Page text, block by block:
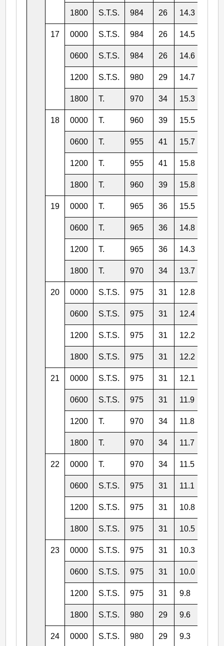
1800 S.T.S. 984 26 14.3
17 0000 S.T.S. 984 26 14.5
0600 S.T.S. 984 26 14.6
1200 S.T.S. 980 29 14.7
1800 T. 970 34 15.3
18 0000 T. 960 39 15.5
0600 T. 955 41 15.7
1200 T. 955 41 15.8
1800 T. 960 39 15.8
19 0000 T. 965 36 15.5
0600 T. 965 36 14.8
1200 T. 965 36 14.3
1800 T. 970 34 13.7
20 0000 S.T.S. 975 31 12.8
0600 S.T.S. 975 31 12.4
1200 S.T.S. 975 31 12.2
1800 S.T.S. 975 31 12.2
21 0000 S.T.S. 975 31 12.1
0600 S.T.S. 975 31 11.9
1200 T. 970 34 11.8
1800 T. 970 34 11.7
22 0000 T. 970 34 11.5
0600 S.T.S. 975 31 11.1
1200 S.T.S. 975 31 10.8
1800 S.T.S. 975 31 10.5
23 0000 S.T.S. 975 31 10.3
0600 S.T.S. 975 31 10.0
1200 S.T.S. 975 31 9.8
1800 S.T.S. 980 29 9.6
24 0000 S.T.S. 980 29 9.3